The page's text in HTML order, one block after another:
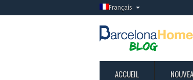
Français
ACCUEIL